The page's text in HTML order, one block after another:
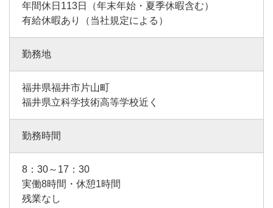
年間休日113日（年末年始・夏季休暇含む）
有給休暇あり（当社規定による）
勤務地
福井県福井市片山町
福井県立科学技術高等学校近く
勤務時間
8：30～17：30
実働8時間・休憩1時間
残業なし